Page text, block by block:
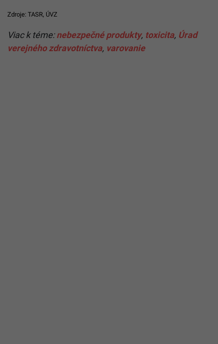
Zdroje: TASR, ÚVZ
Viac k téme:nebezpečné produkty, toxicita, Úrad
verejného zdravotníctva, varovanie